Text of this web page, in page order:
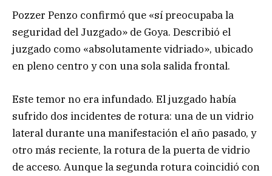
Pozzer Penzo confirmó que «sí preocupaba la
seguridad del Juzgado» de Goya. Describió el
juzgado como «absolutamente vidriado», ubicado
en pleno centro y con una sola salida frontal.
Este temor no era infundado. El juzgado había
sufrido dos incidentes de rotura: una de un vidrio
lateral durante una manifestación el año pasado, y
otro más reciente, la rotura de la puerta de vidrio
de acceso. Aunque la segunda rotura coincidió con